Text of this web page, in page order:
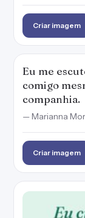
Criar imagem
Eu me
comigo
companhia.
— Marianna
Criar imagem